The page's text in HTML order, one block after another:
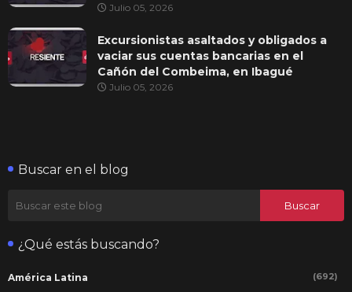
Julio 05, 2026
Excursionistas asaltados y obligados a
vaciar sus cuentas bancarias en el
Cañón del Combeima, en Ibagué
Julio 05, 2026
Buscar en el blog
¿Qué estás buscando?
América Latina (692)